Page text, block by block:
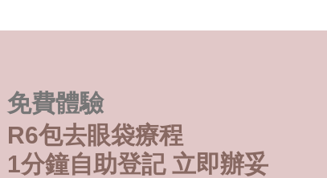
免費體驗
R6包去眼袋療程
1分鐘自助登記 立即辦妥